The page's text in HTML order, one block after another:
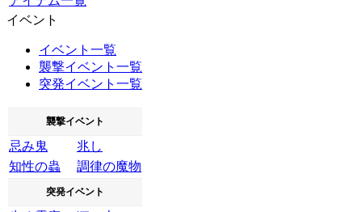
イベント
イベント一覧
襲撃イベント一覧
突発イベント一覧
襲撃イベント
忌み鬼
兆し
知性の蟲
調律の魔物
突発イベント